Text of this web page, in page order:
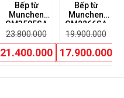
Bếp từ
Munchen
GM3585SA
23.800.000
21.400.000
Bếp từ
Munchen
GM2266SA
19.900.000
17.900.000